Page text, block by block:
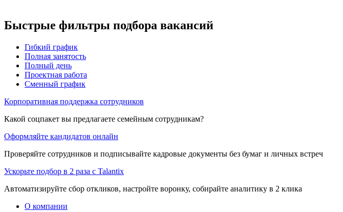
Быстрые фильтры подбора вакансий
Гибкий график
Полная занятость
Полный день
Проектная работа
Сменный график
Корпоративная поддержка сотрудников
Какой соцпакет вы предлагаете семейным сотрудникам?
Оформляйте кандидатов онлайн
Проверяйте сотрудников и подписывайте кадровые документы без бумаг и личных встреч
Ускорьте подбор в 2 раза с Talantix
Автоматизируйте сбор откликов, настройте воронку, собирайте аналитику в 2 клика
О компании